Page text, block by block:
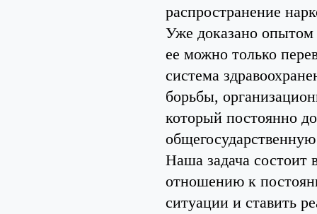
распространение
Уже доказано опытом
ее можно только
система
борьбы,
который постоянно
Наша задача состоит
отношению к
ситуации и ставить